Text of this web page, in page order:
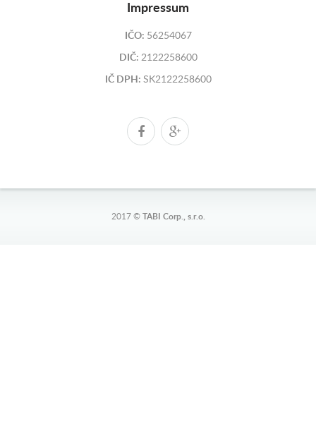
Impressum
IČO: 56254067
DIČ: 2122258600
IČ DPH: SK2122258600
2017 © TABI Corp., s.r.o.